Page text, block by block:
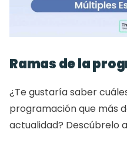
Ramas de la
¿Te gustaría saber
programación que más
actualidad? Descúbrelo